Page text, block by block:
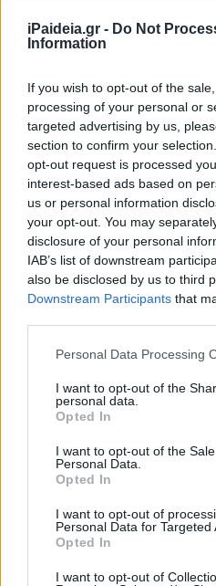
iPaideia.gr - Do Not
Information
If you wish to opt-out of the
processing of your personal or
targeted advertising by us,
section to confirm your
opt-out request is processed
interest-based ads based on
us or personal information
your opt-out. You may
disclosure of your personal
IAB’s list of downstream
also be disclosed by us to third
Downstream Participants that
Please note that this website/
not limited to your visit or usage
grant or deny consent to
use your data for below
consent section.
Personal Data Processing
I want to opt-out of the
personal data.
Opted In
I want to opt-out of the
Personal Data.
Opted In
I want to opt-out of
Personal Data for Targeted
Opted In
I want to opt-out of
επιφύλαξη μελλοντικών
ότι το timing στην πράξη
παρακάτω κανόνες μπορούν
παραχθεί η βέλτιστη
1) Η απόδοση του εμβολίου
επηρεασθεί όποτε και αν γίνει